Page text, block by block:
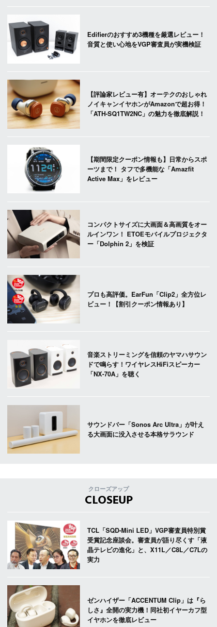
Edifierのおすすめ3機種を厳選レビュー！
音質と使い心地をVGP審査員が実機検証
【評論家レビュー有】オーテクのおしゃれ
ノイキャンイヤホンがAmazonで超お得！
「ATH-SQ1TW2NC」の魅力を徹底解説！
【期間限定クーポン情報も】日常からスポ
ーツまで！ タフで多機能な「Amazfit
Active Max」をレビュー
コンパクトサイズに大画面＆高画質をオー
ルインワン！ ETOEモバイルプロジェクタ
ー「Dolphin 2」を検証
プロも高評価。EarFun「Clip2」全方位レ
ビュー！【割引クーポン情報あり】
音楽ストリーミングを信頼のヤマハサウン
ドで鳴らす！ワイヤレスHiFiスピーカー
「NX-70A」を聴く
サウンドバー「Sonos Arc Ultra」が叶え
る大画面に没入させる本格サラウンド
クローズアップ
CLOSEUP
TCL「SQD-Mini LED」VGP審査員特別賞
受賞記念座談会。審査員が語り尽くす「液
晶テレビの進化」と、X11L／C8L／C7Lの
実力
ゼンハイザー「ACCENTUM Clip」は『ら
しさ』全開の実力機！同社初イヤーカフ型
イヤホンを徹底レビュー